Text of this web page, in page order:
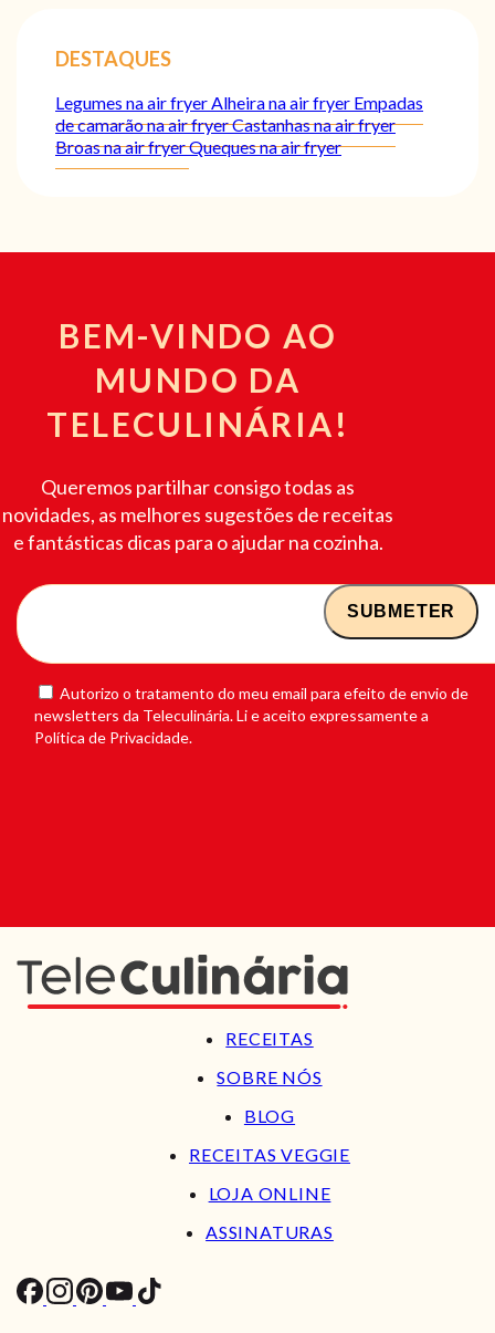
DESTAQUES
Legumes na air fryerAlheira na air fryer Empadas
de camarão na air fryerCastanhas na air fryer
Broas na air fryerQueques na air fryer
BEM-VINDO AO
MUNDO DA
TELECULINÁRIA!
Queremos partilhar consigo todas as
novidades, as melhores sugestões de receitas
e fantásticas dicas para o ajudar na cozinha.
Autorizo o tratamento do meu email para efeito de envio de
newsletters da Teleculinária. Li e aceito expressamente a
Política de Privacidade.
RECEITAS
SOBRE NÓS
BLOG
RECEITAS VEGGIE
LOJA ONLINE
ASSINATURAS